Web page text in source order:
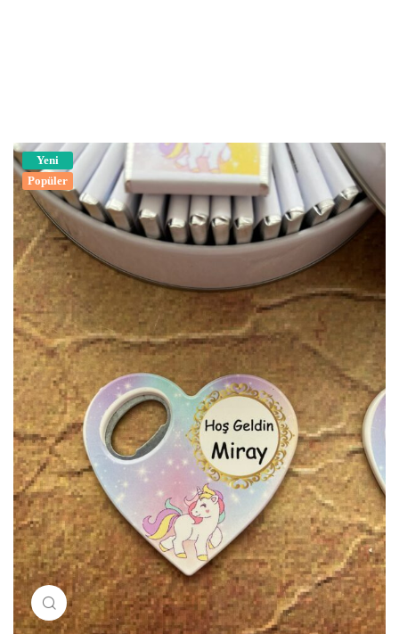
Yeni
Popüler
Resimi büyütmek için tıklayın